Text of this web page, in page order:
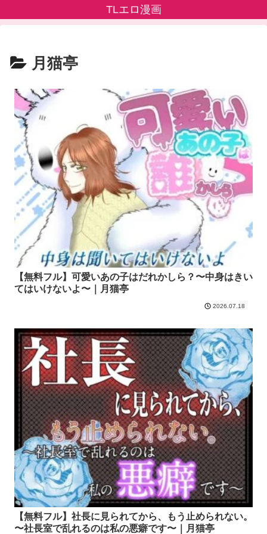
TLエロ漫画
月猫亭
【無料フル】可愛いあの子はだれかしら？〜中身はきい
てはいけないよ〜｜月猫亭
2026.07.18
【無料フル】社長に見られてから、もう止められない。
〜社長室で乱れるのは私の悪癖です〜｜月猫亭